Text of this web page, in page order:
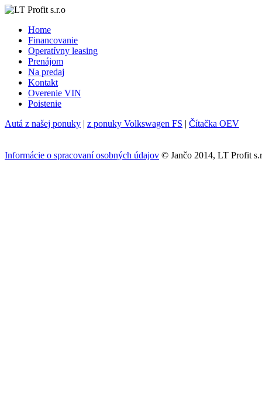
Home
Financovanie
Operatívny leasing
Prenájom
Na predaj
Kontakt
Overenie VIN
Poistenie
Autá z našej ponuky | z ponuky Volkswagen FS | Čítačka OEV
Informácie o spracovaní osobných údajov © Jančo 2014, LT Profit